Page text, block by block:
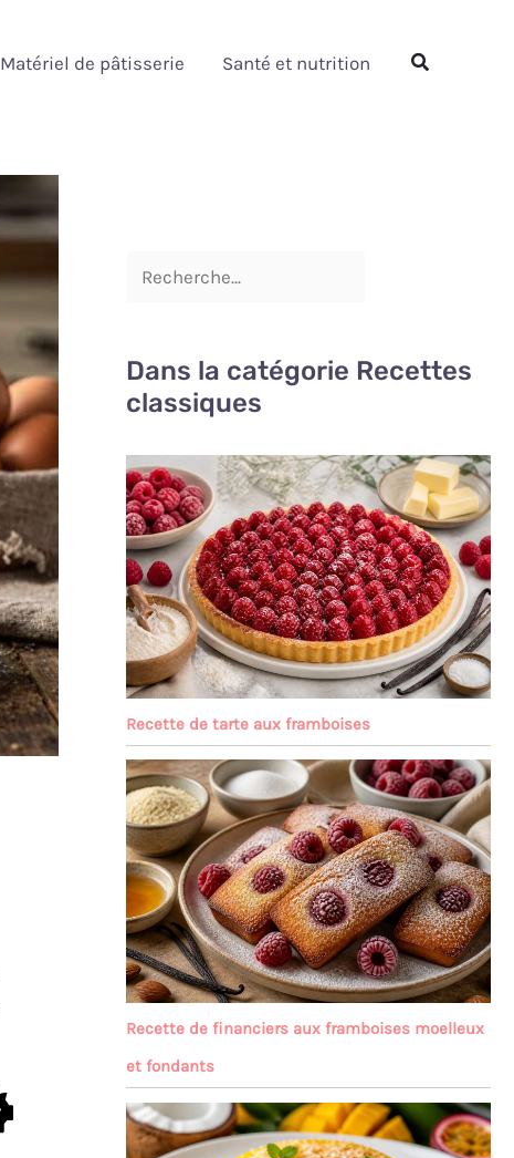
Matériel de pâtisserie Santé et nutrition Rechercher
Dans la catégorie Recettes
classiques
Recette de tarte aux framboises
Recette de financiers aux framboises moelleux
et fondants